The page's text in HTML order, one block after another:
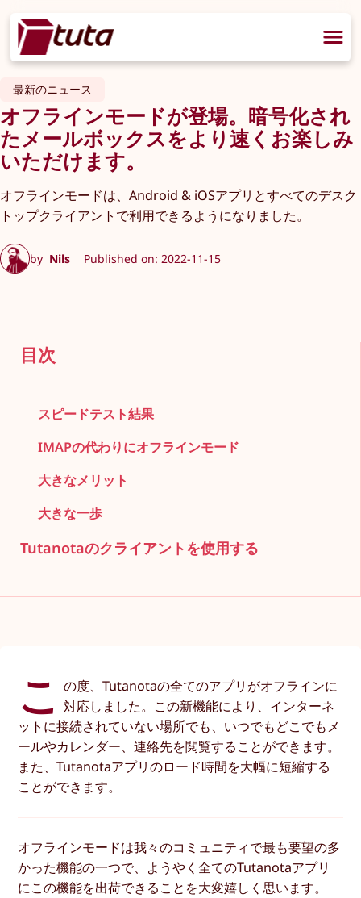
最新のニュース
オフラインモードが登場。暗号化され
たメールボックスをより速くお楽しみ
いただけます。
オフラインモードは、Android & iOSアプリとすべてのデスク
トップクライアントで利用できるようになりました。
by Nils Published on: 2022-11-15
目次
スピードテスト結果
IMAPの代わりにオフラインモード
大きなメリット
大きな一歩
Tutanotaのクライアントを使用する
こ の度、Tutanotaの全てのアプリがオフラインに
対応しました。この新機能により、インターネ
ットに接続されていない場所でも、いつでもどこでもメ
ールやカレンダー、連絡先を閲覧することができます。
また、Tutanotaアプリのロード時間を大幅に短縮する
ことができます。
オフラインモードは我々のコミュニティで最も要望の多
かった機能の一つで、ようやく全てのTutanotaアプリ
にこの機能を出荷できることを大変嬉しく思います。